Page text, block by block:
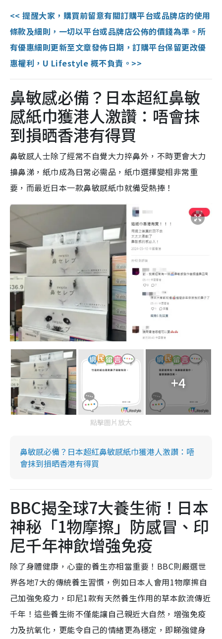
<< 提醒大家，購買前留意有關訂購平台或品牌店的使用
條款及細則，一切以平台或品牌店公佈的價錢為準。所
有優惠細則更新至文章發佈日期，訂購平台保留更改優
惠權利，U Lifestyle 概不負責。>>
鼻敏感必備？日本超紅鼻敏
感紙巾獲港人激讚：唔會抹
到損晒香港有得買
鼻敏感人士除了經常不自覺大力捽鼻外，不時更會大力
擤鼻涕，紙巾成為日常必需品，紙巾選擇變相非常重
要，而最近日本一款鼻敏感紙巾就備受熱捧！
+4
點擊圖片放大
鼻敏感必備？日本超紅鼻敏感紙巾獲港人激讚：唔
會抹到損晒香港有得買
BBC揭全球7大養生術！日本
神秘「1物摩擦」防感冒、印
尼千年神飲增強免疫
除了身體健康，心靈的養生亦相當重要！BBC則嚴選世
界各地7大的傳統養生習慣，例如日本人會用1物摩擦自
己加強免疫力，印尼1款有天然養生作用的草本飲流傳近
千年！這些養生術不僅能讓自己親近大自然，增強免疫
力及抗氧化，更能令自己的情緒更為穩定，即睇強健身